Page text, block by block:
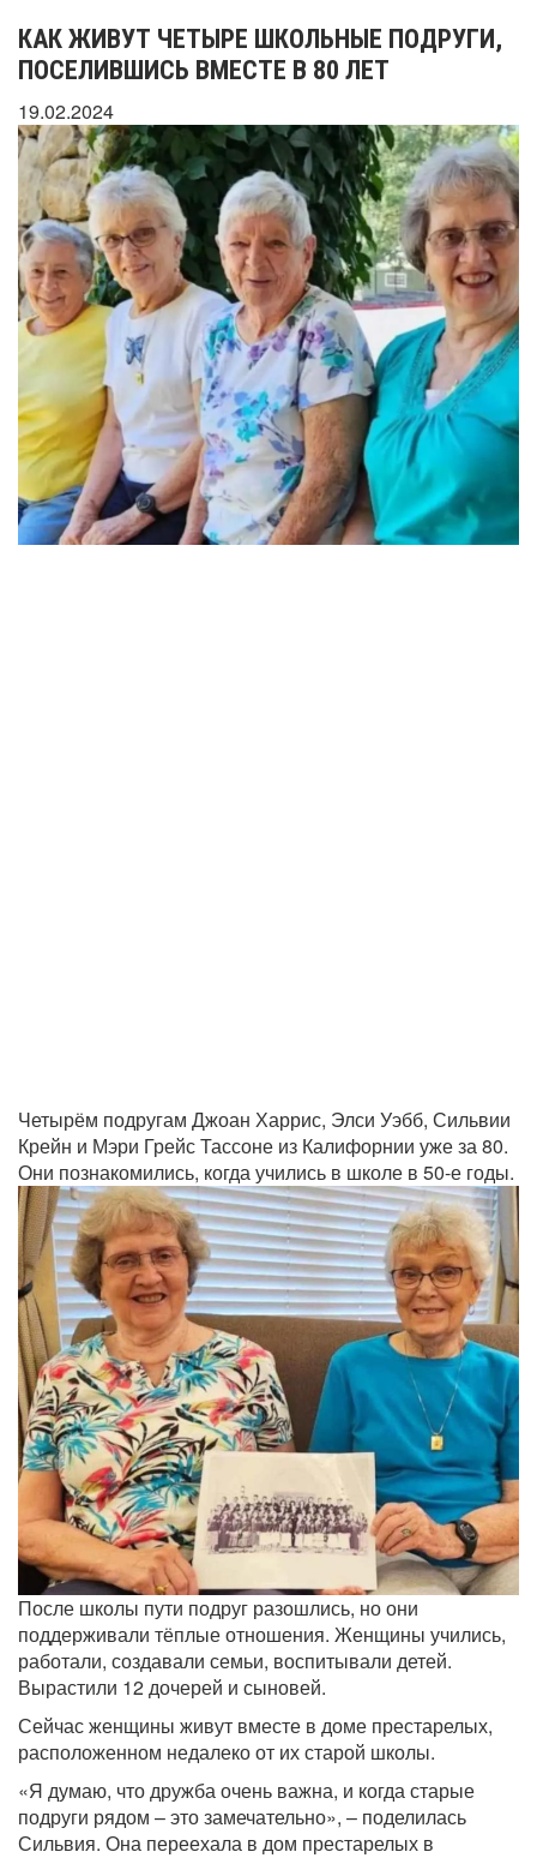
КАК ЖИВУТ ЧЕТЫРЕ ШКОЛЬНЫЕ ПОДРУГИ,
ПОСЕЛИВШИСЬ ВМЕСТЕ В 80 ЛЕТ
19.02.2024
Четырём подругам Джоан Харрис, Элси Уэбб, Сильвии
Крейн и Мэри Грейс Тассоне из Калифорнии уже за 80.
Они познакомились, когда учились в школе в 50-е годы.
После школы пути подруг разошлись, но они
поддерживали тёплые отношения. Женщины учились,
работали, создавали семьи, воспитывали детей.
Вырастили 12 дочерей и сыновей.
Сейчас женщины живут вместе в доме престарелых,
расположенном недалеко от их старой школы.
«Я думаю, что дружба очень важна, и когда старые
подруги рядом – это замечательно», – поделилась
Сильвия. Она переехала в дом престарелых в